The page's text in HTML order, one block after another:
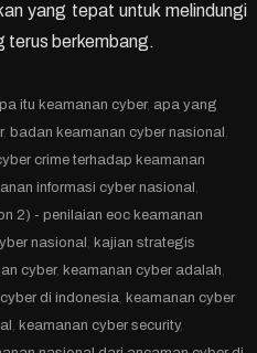
yang tepat untuk melindungi
terus berkembang.
itu keamanan cyber, apa yang
, badan keamanan cyber nasional ,
crime terhadap keamanan
informasi cyber nasional ,
2) - penilaian eoc keamanan
nasional , kajian strategis
cyber, keamanan cyber adalah,
di indonesia, keamanan cyber
, keamanan cyber security,